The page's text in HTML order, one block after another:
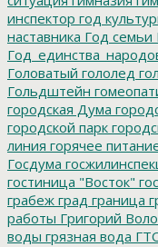
инспектор год
наставника Год семьи
Головатый гололед
Гольдштейн
городская Дума
городской парк
линия горячее
Госдума
гостиница "Восток"
грабеж град граница
работы Григорий
воды грязная вода